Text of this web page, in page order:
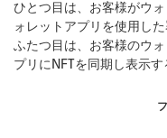
ひとつ目は、お客様がウ
ォレットアプリを使用し
ふたつ目は、お客様のウ
プリにNFTを同期し表示す